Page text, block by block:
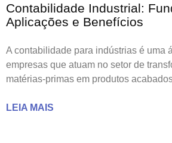
Contabilidade Industrial:
Aplicações e Benefícios
A contabilidade para indústrias é uma
empresas que atuam no setor de
matérias-primas em produtos
LEIA MAIS